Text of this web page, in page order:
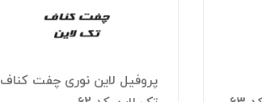
پروفیل لاین نوری چفت کناف